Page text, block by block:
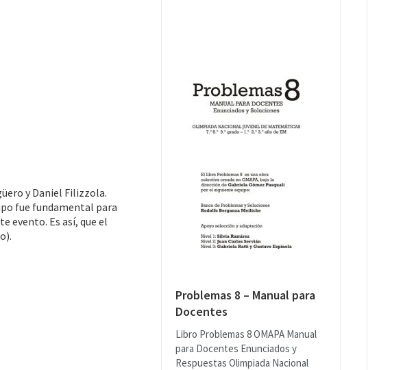
y Daniel Filizzola.
fue fundamental para
evento. Es así, que el
Problemas 8 – Manual para
Docentes
Libro Problemas 8 OMAPA Manual
para Docentes Enunciados y
Respuestas Olimpiada Nacional